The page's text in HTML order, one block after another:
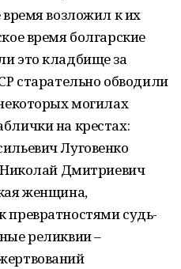
время возложил к их
время болгарские
это кладбище за
старательно обводили
могилах
на крестах:
Луговенко
Дмитриевич
женщина,
превратностями судь-
реликвии –